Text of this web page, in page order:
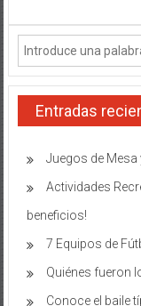
Entradas
Juegos de
Actividades
beneficios!
7 Equipos de
Quiénes fueron
Conoce el baile